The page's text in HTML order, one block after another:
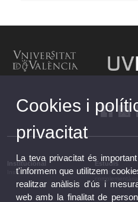
Institucional
Institucional
Estudis
Estudis i
Cookies i
privacitat
La teva privacitat és
t'informem que utilitzem
realitzar anàlisis d'ús i
web amb la finalitat de